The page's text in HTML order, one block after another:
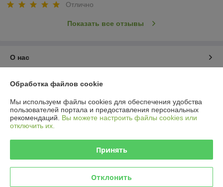
Отлично
Показать все отзывы
О нас
Контакты
Доставка и оплата
График работы
Политика обработки cookies
Обработка файлов cookie
Мы используем файлы cookies для обеспечения удобства
пользователей портала и предоставления персональных
рекомендаций. Вы можете настроить файлы cookies или
отключить их.
Принять
Отклонить